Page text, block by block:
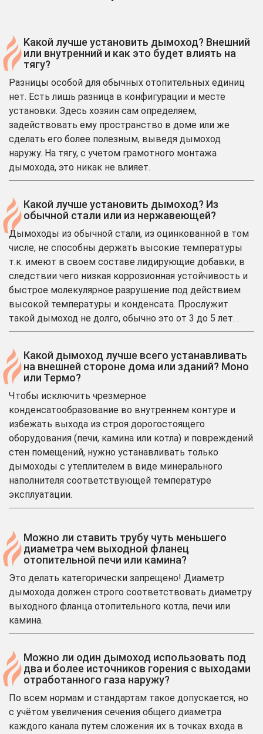
Kакой лучше установить дымоход? Внешний
или внутренний и как это будет влиять на
тягу?
Разницы особой для обычных отопительных единиц
нет. Есть лишь разница в конфигурации и месте
установки. Здесь хозяин сам определяем,
задействовать ему пространство в доме или же
сделать его более полезным, выведя дымоход
наружу. На тягу, с учетом грамотного монтажа
дымохода, это никак не влияет.
Какой лучше установить дымоход? Из
обычной стали или из нержавеющей?
Дымоходы из обычной стали, из оцинкованной в том
числе, не способны держать высокие температуры
т.к. имеют в своем составе лидирующие добавки, в
следствии чего низкая коррозионная устойчивость и
быстрое молекулярное разрушение под действием
высокой температуры и конденсата. Прослужит
такой дымоход не долго, обычно это от 3 до 5 лет. .
Какой дымоход лучше всего устанавливать
на внешней стороне дома или зданий? Моно
или Термо?
Чтобы исключить чрезмерное
конденсатообразование во внутреннем контуре и
избежать выхода из строя дорогостоящего
оборудования (печи, камина или котла) и повреждений
стен помещений, нужно устанавливать только
дымоходы с утеплителем в виде минерального
наполнителя соответствующей температуре
эксплуатации.
Можно ли ставить трубу чуть меньшего
диаметра чем выходной фланец
отопительной печи или камина?
Это делать категорически запрещено! Диаметр
дымохода должен строго соответствовать диаметру
выходного фланца отопительного котла, печи или
камина.
Можно ли один дымоход использовать под
два и более источников горения с выходами
отработанного газа наружу?
По всем нормам и стандартам такое допускается, но
с учётом увеличения сечения общего диаметра
каждого канала путем сложения их в точках входа в